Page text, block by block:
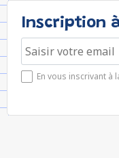
Inscription
En vous inscrivant à